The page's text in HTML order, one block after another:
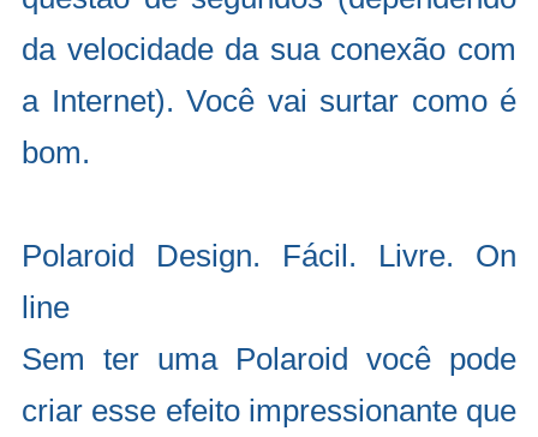
da velocidade da sua conexão com
a Internet). Você vai surtar como é
bom.
Polaroid Design. Fácil. Livre. On
line
Sem ter uma Polaroid você pode
criar esse efeito impressionante que